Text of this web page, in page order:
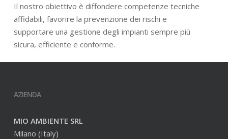
Il nostro obiettivo è diffondere competenze tecniche
affidabili, favorire la prevenzione dei rischi e
supportare una gestione degli impianti sempre più
sicura, efficiente e conforme.
AZIENDA
MIO AMBIENTE SRL
Milano (Italy)